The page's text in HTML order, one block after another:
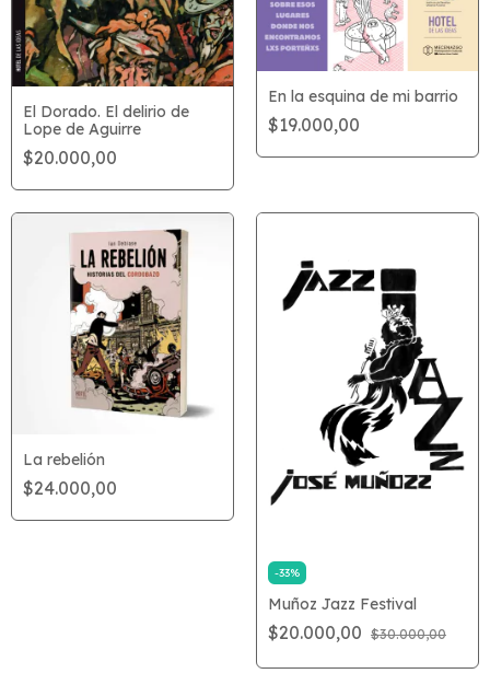
El Dorado. El delirio de
Lope de Aguirre
$20.000,00
En la esquina de mi barrio
$19.000,00
La rebelión
$24.000,00
-33%
Muñoz Jazz Festival
$20.000,00 $30.000,00